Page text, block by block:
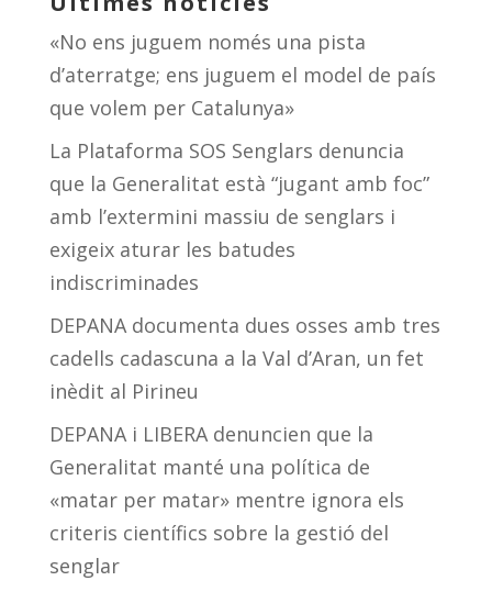
«No ens juguem només una pista
d’aterratge; ens juguem el model de país
que volem per Catalunya»
La Plataforma SOS Senglars denuncia
que la Generalitat està “jugant amb foc”
amb l’extermini massiu de senglars i
exigeix aturar les batudes
indiscriminades
DEPANA documenta dues osses amb tres
cadells cadascuna a la Val d’Aran, un fet
inèdit al Pirineu
DEPANA i LIBERA denuncien que la
Generalitat manté una política de
«matar per matar» mentre ignora els
criteris científics sobre la gestió del
senglar